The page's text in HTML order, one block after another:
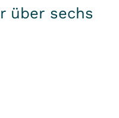
über sechs